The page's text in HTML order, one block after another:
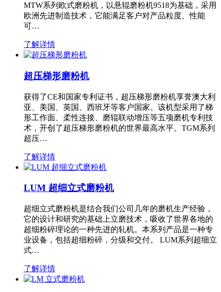
MTW系列欧式磨粉机，以悬辊磨粉机9518为基础，采用
欧洲先进制造技术，它能满足客户对产品粒度、性能
可…
了解详情
超压梯形磨粉机
获得了CE和国家专利证书，超压梯形磨粉机享誉澳大利
亚、美国、英国、西班牙等客户国家。该机型采用了梯
形工作面、柔性连接、磨辊联动增压等五项磨机专利技
术，开创了超压梯形磨粉机的世界最高水平。TGM系列
超压…
了解详情
LUM 超细立式磨粉机
超细立式磨粉机是结合我们公司几年的磨机生产经验，
它的设计和研究的基础上立磨技术，吸收了世界各地的
超细粉碎理论的一种先进的轧机。本系列产品是一种专
业设备，包括超细粉碎，分级和交付。 LUM系列超细立
式…
了解详情